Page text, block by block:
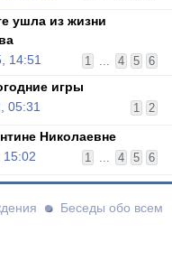
ушла из жизни
1 ... 4 5 6
14:51
игры
1 2
05:31
Николаевне
1 ... 4 5 6
Беседы обо всем